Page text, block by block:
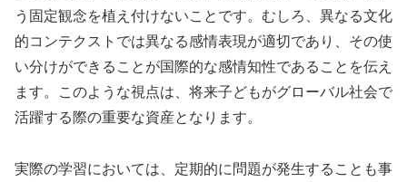
う固定観念を植え付けないことです。むしろ、異なる文化
的コンテクストでは異なる感情表現が適切であり、その使
い分けができることが国際的な感情知性であることを伝え
ます。このような視点は、将来子どもがグローバル社会で
活躍する際の重要な資産となります。
実際の学習においては、定期的に問題が発生することも事